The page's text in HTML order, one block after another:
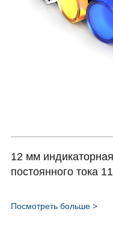
12 мм
постоянного тока
пластиковый
Посмотреть больше >